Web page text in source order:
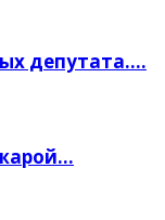
депутата….